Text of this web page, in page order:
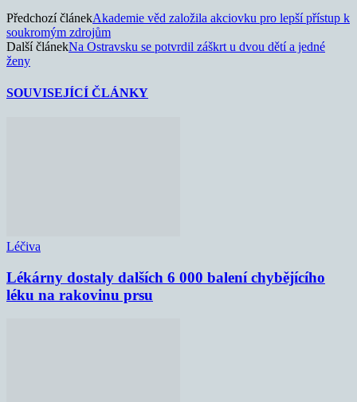
Předchozí článekAkademie věd založila akciovku pro lepší přístup k
soukromým zdrojům
Další článekNa Ostravsku se potvrdil záškrt u dvou dětí a jedné
ženy
SOUVISEJÍCÍ ČLÁNKY
Léčiva
Lékárny dostaly dalších 6 000 balení chybějícího
léku na rakovinu prsu